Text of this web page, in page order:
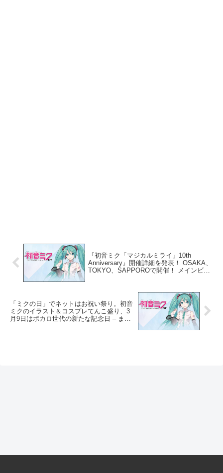
『初音ミク「マジカルミライ」10th
Anniversary』開催詳細を発表！ OSAKA、
TOKYO、SAPPOROで開催！ メインビジ
「ミクの日」でネットはお祝い祭り。初音
ミクのイラスト＆コスプレてんこ盛り、3
月9日はボカロ世代の新たな記念日 – まぐ